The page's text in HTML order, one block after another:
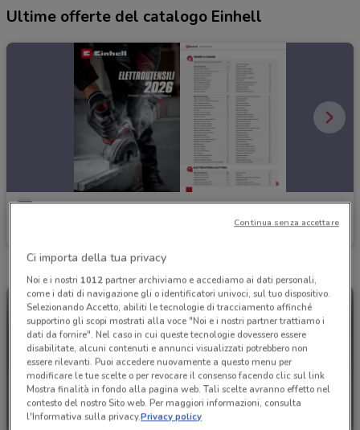
Ultime offerte del catalogo Einhell
Ci importa della tua privacy
Noi e i nostri 1012partner archiviamo e accediamo ai dati personali,
come i dati di navigazione gli o identificatori univoci, sul tuo dispositivo.
Selezionando Accetto, abiliti le tecnologie di tracciamento affinché
supportino gli scopi mostrati alla voce "Noi e i nostri partner trattiamo i
dati da fornire". Nel caso in cui queste tecnologie dovessero essere
disabilitate, alcuni contenuti e annunci visualizzati potrebbero non
essere rilevanti. Puoi accedere nuovamente a questo menu per
modificare le tue scelte o per revocare il consenso facendo clic sul link
Mostra finalità in fondo alla pagina web. Tali scelte avranno effetto nel
contesto del nostro Sito web. Per maggiori informazioni, consulta
l'Informativa sulla privacy.Privacy policy
Continua senza accettare